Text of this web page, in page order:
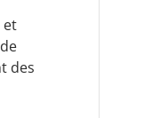
et
des